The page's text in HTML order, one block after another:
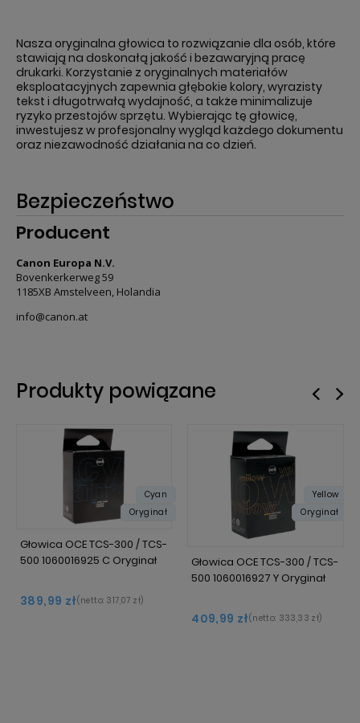
Nasza oryginalna głowica to rozwiązanie dla osób, które
stawiają na doskonałą jakość i bezawaryjną pracę
drukarki. Korzystanie z oryginalnych materiałów
eksploatacyjnych zapewnia głębokie kolory, wyrazisty
tekst i długotrwałą wydajność, a także minimalizuje
ryzyko przestojów sprzętu. Wybierając tę głowicę,
inwestujesz w profesjonalny wygląd każdego dokumentu
oraz niezawodność działania na co dzień.
Bezpieczeństwo
Producent
Canon Europa N.V.
Bovenkerkerweg 59
1185XB Amstelveen, Holandia
info@canon.at
Produkty powiązane
Cyan
Oryginał
Głowica OCE TCS-300 / TCS-
500 1060016925 C Oryginał
389,99 zł(netto: 317,07 zł)
Yellow
Oryginał
Głowica OCE TCS-300 / TCS-
500 1060016927 Y Oryginał
409,99 zł(netto: 333,33 zł)